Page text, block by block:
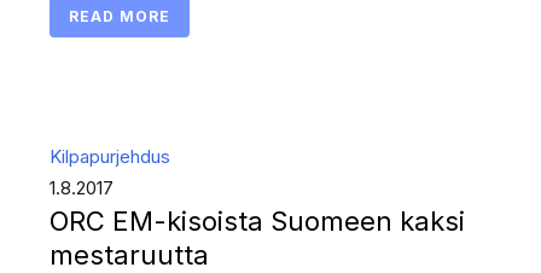
READ MORE
Kilpapurjehdus
1.8.2017
ORC EM-kisoista Suomeen kaksi
mestaruutta